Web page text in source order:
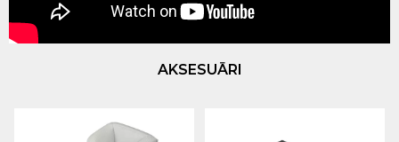
AKSESUĀRI